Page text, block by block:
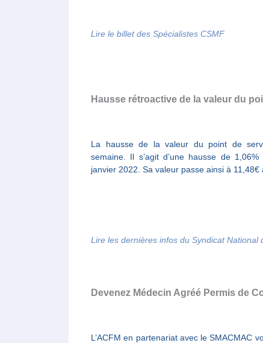
Lire le billet des Spécialistes CSMF
Hausse rétroactive de la valeur du
La hausse de la valeur du point de
semaine. Il s’agit d’une hausse de
janvier 2022. Sa valeur passe ainsi à 11,48€
Lire les dernières infos du Syndicat
Devenez Médecin Agréé Permis de
L’ACFM en partenariat avec le SMACMAC